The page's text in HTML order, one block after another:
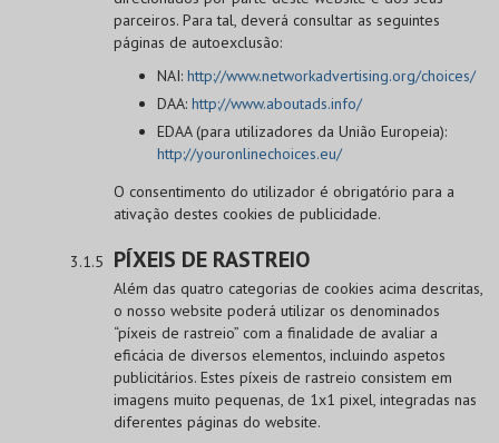
parceiros. Para tal, deverá consultar as seguintes
páginas de autoexclusão:
NAI: http://www.networkadvertising.org/choices/
DAA: http://www.aboutads.info/
EDAA (para utilizadores da União Europeia):
http://youronlinechoices.eu/
O consentimento do utilizador é obrigatório para a
ativação destes cookies de publicidade.
PÍXEIS DE RASTREIO
Além das quatro categorias de cookies acima descritas,
o nosso website poderá utilizar os denominados
“píxeis de rastreio” com a finalidade de avaliar a
eficácia de diversos elementos, incluindo aspetos
publicitários. Estes píxeis de rastreio consistem em
imagens muito pequenas, de 1x1 pixel, integradas nas
diferentes páginas do website.